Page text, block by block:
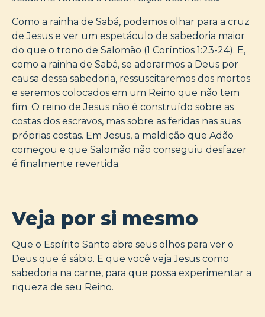
Como a rainha de Sabá, podemos olhar para a cruz
de Jesus e ver um espetáculo de sabedoria maior
do que o trono de Salomão (1 Coríntios 1:23-24). E,
como a rainha de Sabá, se adorarmos a Deus por
causa dessa sabedoria, ressuscitaremos dos mortos
e seremos colocados em um Reino que não tem
fim. O reino de Jesus não é construído sobre as
costas dos escravos, mas sobre as feridas nas suas
próprias costas. Em Jesus, a maldição que Adão
começou e que Salomão não conseguiu desfazer
é finalmente revertida.
Veja por si mesmo
Que o Espírito Santo abra seus olhos para ver o
Deus que é sábio. E que você veja Jesus como
sabedoria na carne, para que possa experimentar a
riqueza de seu Reino.